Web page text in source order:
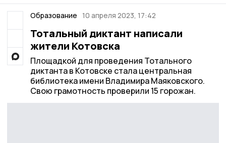
Образование 10 апреля 2023, 17:42
Тотальный диктант написали
жители Котовска
Площадкой для проведения Тотального
диктанта в Котовске стала центральная
библиотека имени Владимира Маяковского.
Свою грамотность проверили 15 горожан.